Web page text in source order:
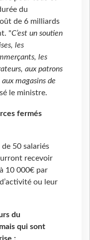
du
de 6 milliards
"C’est un soutien
les
les
aux patrons
magasins de
le ministre.
fermés
50 salariés
recevoir
10 000€ par
ou leur
du
qui sont
: